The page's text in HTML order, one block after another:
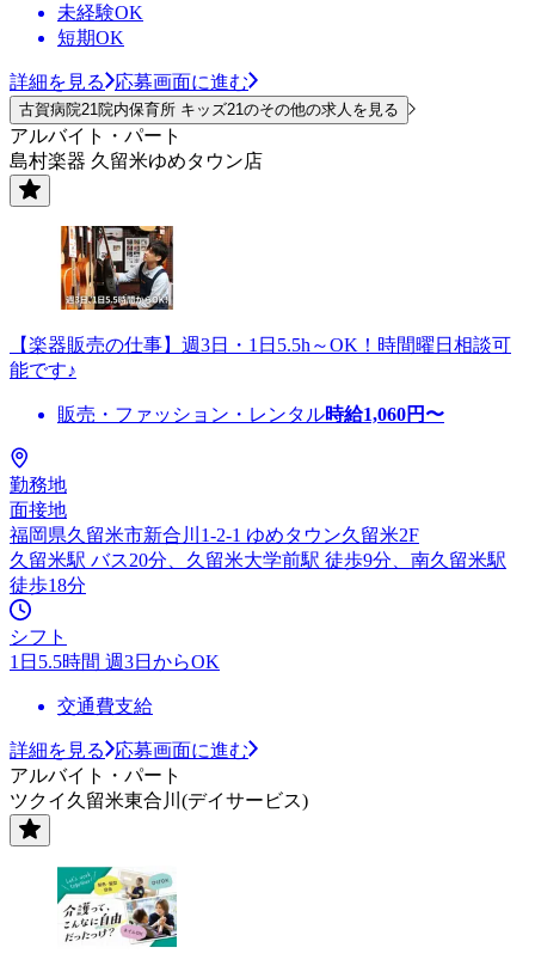
未経験OK
短期OK
詳細を見る 応募画面に進む
古賀病院21院内保育所 キッズ21のその他の求人を見る
アルバイト・パート
島村楽器 久留米ゆめタウン店
【楽器販売の仕事】週3日・1日5.5h～OK！時間曜日相談可
能です♪
販売・ファッション・レンタル時給1,060円〜
勤務地
面接地
福岡県久留米市新合川1-2-1 ゆめタウン久留米2F
久留米駅 バス20分、久留米大学前駅 徒歩9分、南久留米駅
徒歩18分
シフト
1日5.5時間 週3日からOK
交通費支給
詳細を見る
応募画面に進む
アルバイト・パート
ツクイ久留米東合川(デイサービス)